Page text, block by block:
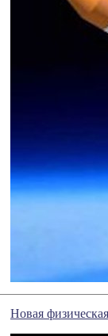
Новая